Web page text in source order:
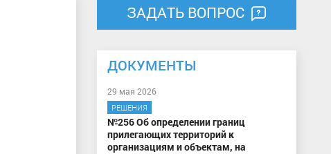
ЗАДАТЬ ВОПРОС
ДОКУМЕНТЫ
29 мая 2026
РЕШЕНИЯ
№256 Об определении границ
прилегающих территорий к
организациям и объектам, на